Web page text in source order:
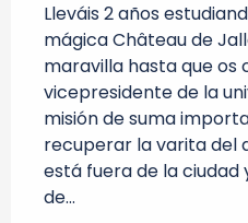
Lleváis 2 años
mágica Château de
maravilla hasta que os
vicepresidente de la
misión de suma
recuperar la varita del
está fuera de la ciudad
de...